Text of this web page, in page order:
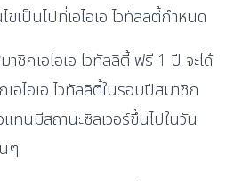
ขเป็นไปที่เอไอเอ ไวทัลลิตี้กำหนด
ชิกเอไอเอ ไวทัลลิตี้ ฟรี 1 ปี จะได้
อไอเอ ไวทัลลิตี้ในรอบปีสมาชิก
ทนมีสถานะซิลเวอร์ขึ้นไปในวัน
ๆ